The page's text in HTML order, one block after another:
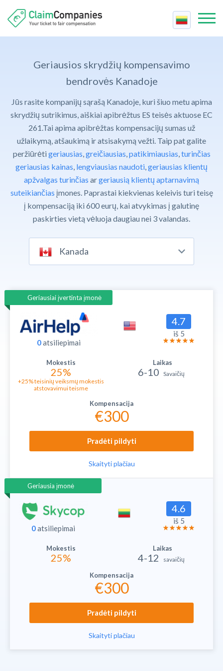
Kompensacijos skaičiuoklė
Oro linijų darbuotojų streikas
Atšauktas skrydis
Atidėtas skrydis
Perpildytas skrydis
Vėluojantis bagažas
Susisiekite
Pagalba
Geriausios skrydžių kompensavimo
bendrovės Kanadoje
Jūs rasite kompanijų sąrašą Kanadoje, kuri šiuo metu apima
skrydžių sutrikimus, aiškiai apibrėžtus ES teisės aktuose EC
261.Tai apima apibrėžtas kompensacijų sumas už
užlaikymą, atšaukimą ir atsisakymą vežti. Taip pat galite
peržiūrėti geriausias,greičiausias,patikimiausias,turinčias
geriausias kainas, lengviausias naudoti,geriausias klientų
apžvalgas turinčias argeriausią klientų aptarnavimą
suteikiančias įmones. Paprastai kiekvienas keleivis turi teisę
į kompensaciją iki 600 eurų, kai atvykimas į galutinę
paskirties vietą vėluoja daugiau nei 3 valandas.
Kanada
Geriausiai įvertinta įmonė
0atsiliepimai
4.7
iš 5
25%
+25% teisinių veiksmų mokestis
atstovavimui teisme
6-10 Savaičių
€300
Pradėti pildyti
Skaityti plačiau
Geriausia įmonė
0atsiliepimai
4.6
iš 5
25% 4-12 savaičių
€300
Pradėti pildyti
Skaityti plačiau